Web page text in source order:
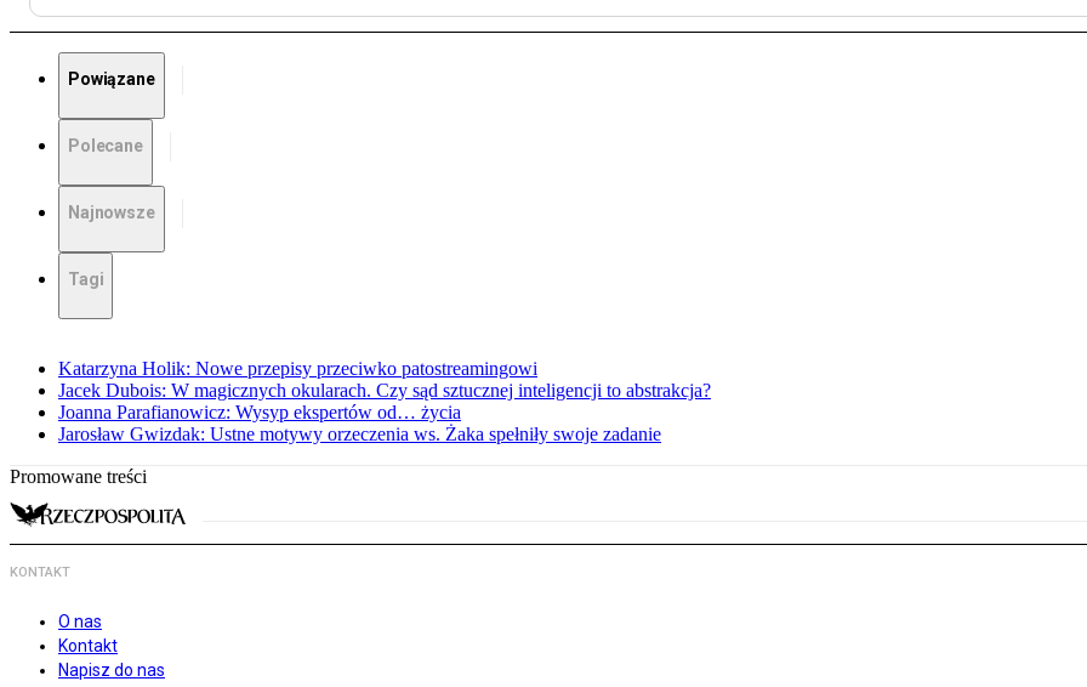
Powiązane
Polecane
Najnowsze
Tagi
Katarzyna Holik: Nowe przepisy przeciwko patostreamingowi
Jacek Dubois: W magicznych okularach. Czy sąd sztucznej inteligencji to abstrakcja?
Joanna Parafianowicz: Wysyp ekspertów od… życia
Jarosław Gwizdak: Ustne motywy orzeczenia ws. Żaka spełniły swoje zadanie
Promowane treści
KONTAKT
O nas
Kontakt
Napisz do nas